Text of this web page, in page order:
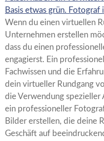
Wenn du einen virtuellen
Unternehmen erstellen
dass du einen
engagierst. Ein
Fachwissen und die
dein virtueller Rundgang
die Verwendung spezieller
ein professioneller
Bilder erstellen, die deine
Geschäft auf